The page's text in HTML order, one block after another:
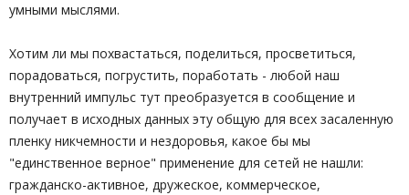
умными мыслями.
Хотим ли мы похвастаться, поделиться, просветиться,
порадоваться, погрустить, поработать - любой наш
внутренний импульс тут преобразуется в сообщение и
получает в исходных данных эту общую для всех засаленную
пленку никчемности и нездоровья, какое бы мы
"единственное верное" применение для сетей не нашли:
гражданско-активное, дружеское, коммерческое,